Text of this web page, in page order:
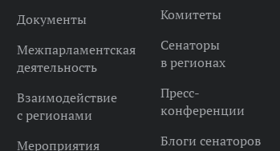
Документы
Межпарламентская
деятельность
Взаимодействие
с регионами
Мероприятия
Комитеты
Сенаторы
в регионах
Пресс-
конференции
Блоги сенаторов